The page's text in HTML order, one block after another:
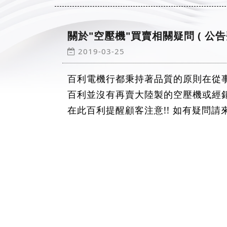
關於"空壓機"買賣相關疑問 ( 公
2019-03-25
百利電機行都秉持著品質的原則在
百利並沒有再賣大陸製的空壓機或經
在此百利提醒顧客注意!! 如有疑問請